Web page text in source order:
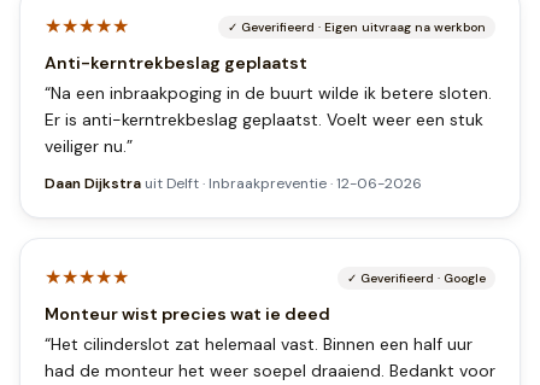
★★★★★ ✓ Geverifieerd · Eigen uitvraag na werkbon
Anti-kerntrekbeslag geplaatst
“Na een inbraakpoging in de buurt wilde ik betere sloten.
Er is anti-kerntrekbeslag geplaatst. Voelt weer een stuk
veiliger nu.”
Daan Dijkstra uit Delft· Inbraakpreventie·12-06-2026
★★★★★ ✓ Geverifieerd · Google
Monteur wist precies wat ie deed
“Het cilinderslot zat helemaal vast. Binnen een half uur
had de monteur het weer soepel draaiend. Bedankt voor